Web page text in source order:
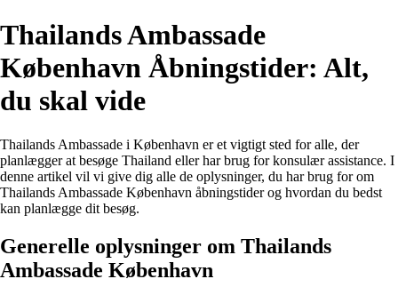
Thailands Ambassade
København Åbningstider: Alt,
du skal vide
Thailands Ambassade i København er et vigtigt sted for alle, der
planlægger at besøge Thailand eller har brug for konsulær assistance. I
denne artikel vil vi give dig alle de oplysninger, du har brug for om
Thailands Ambassade København åbningstider og hvordan du bedst
kan planlægge dit besøg.
Generelle oplysninger om Thailands
Ambassade København